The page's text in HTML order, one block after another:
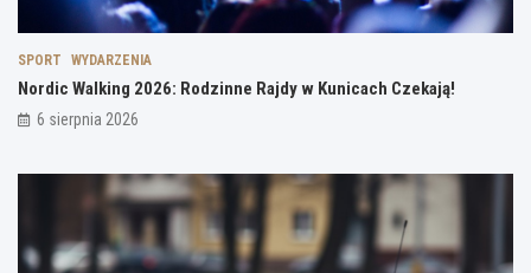
SPORT WYDARZENIA
Nordic Walking 2026: Rodzinne Rajdy w Kunicach Czekają!
6 sierpnia 2026